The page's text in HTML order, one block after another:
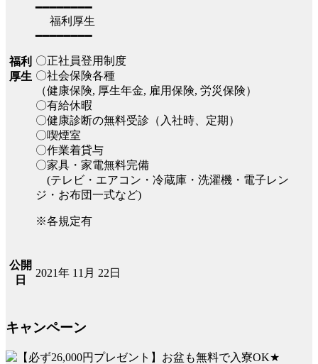
福利
厚生
━━━━━━━━
福利厚生
━━━━━━━━
〇正社員登用制度
〇社会保険各種
（健康保険, 厚生年金, 雇用保険, 労災保険）
〇有給休暇
〇健康診断の無料受診（入社時、定期）
〇喫煙室
〇作業着貸与
〇家具・家電無料完備
(テレビ・エアコン・冷蔵庫・洗濯機・電子レン
ジ・お布団一式など)
※各規定有
公開
日
2021年 11月 22日
キャンペーン